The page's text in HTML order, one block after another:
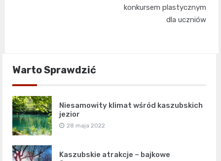
konkursem plastycznym
dla uczniów
Warto Sprawdzić
Niesamowity klimat wśród kaszubskich
jezior
28 maja 2022
Kaszubskie atrakcje – bajkowe